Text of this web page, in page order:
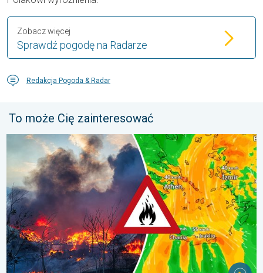
Sprawdź pogodę na Radarze
Zobacz więcej
Redakcja Pogoda & Radar
To może Cię zainteresować
Pożary lasów szaleją także w Europie Południowo-